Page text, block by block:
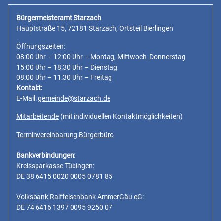
Bürgermeisteramt Starzach
Hauptstraße 15, 72181 Starzach, Ortsteil Bierlingen
Öffnungszeiten:
08:00 Uhr – 12:00 Uhr – Montag, Mittwoch, Donnerstag
15:00 Uhr – 18:30 Uhr – Dienstag
08:00 Uhr – 11:30 Uhr – Freitag
Kontakt:
E-Mail:gemeinde@starzach.de
Mitarbeitende (mit individuellen Kontaktmöglichkeiten)
Terminvereinbarung Bürgerbüro
Bankverbindungen:
Kreissparkasse Tübingen:
DE 38 6415 0020 0005 0781 85
Volksbank Raiffeisenbank AmmerGäu eG:
DE 74 6416 1397 0095 9250 07